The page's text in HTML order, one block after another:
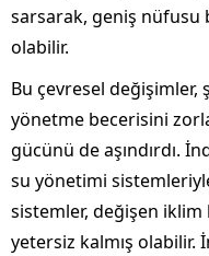
sarsarak, geniş nüfusu
olabilir.
Bu çevresel değişimler,
yönetme becerisini
gücünü de aşındırdı.
su yönetimi
sistemler, değişen
yetersiz kalmış olabilir.